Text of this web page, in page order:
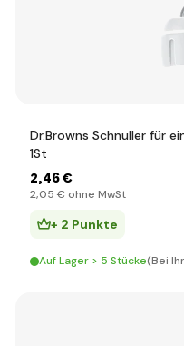
Dr.Browns Schnuller für
1St
2,46 €
2,05 € ohne MwSt
+ 2 Punkte
Auf Lager > 5 Stücke(Bei